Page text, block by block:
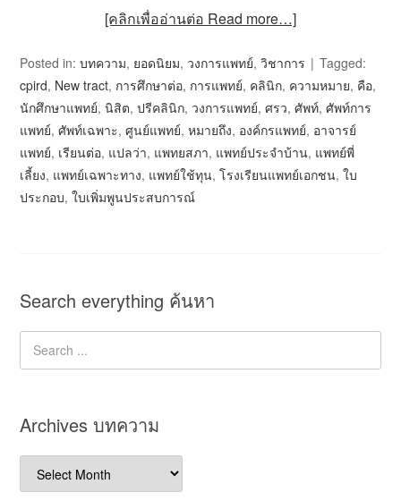
[คลิกเพื่ออ่านต่อ Read more…]
Posted in:บทความ, ยอดนิยม, วงการแพทย์,วิชาการ
Tagged:
cpird, New tract, การศึกษาต่อ, การแพทย์, คลินิก, ความหมาย, คือ,
นักศึกษาแพทย์,นิสิต,ปรีคลินิก, วงการแพทย์,ศรว,ศัพท์,ศัพท์การ
แพทย์,ศัพท์เฉพาะ,ศูนย์แพทย์,หมายถึง, องค์กรแพทย์, อาจารย์
แพทย์, เรียนต่อ, แปลว่า, แพทยสภา, แพทย์ประจำบ้าน, แพทย์พี่
เลี้ยง, แพทย์เฉพาะทาง, แพทย์ใช้ทุน,โรงเรียนแพทย์เอกชน,ใบ
ประกอบ,ใบเพิ่มพูนประสบการณ์
Search everything ค้นหา
Archives บทความ
Archives
บทความ